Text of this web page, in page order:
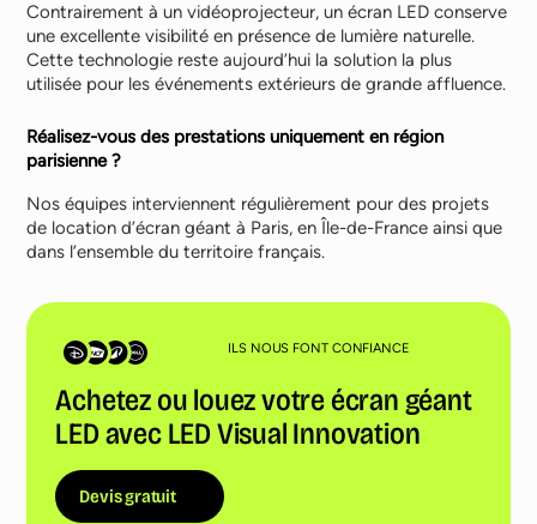
Contrairement à un vidéoprojecteur, un écran LED conserve
une excellente visibilité en présence de lumière naturelle.
Cette technologie reste aujourd’hui la solution la plus
utilisée pour les événements extérieurs de grande affluence.
Réalisez-vous des prestations uniquement en région
parisienne ?
Nos équipes interviennent régulièrement pour des projets
de location d’écran géant à Paris, en Île-de-France ainsi que
dans l’ensemble du territoire français.
ILS NOUS FONT CONFIANCE
Achetez ou louez votre écran géant
LED avec LED Visual Innovation
Devis gratuit